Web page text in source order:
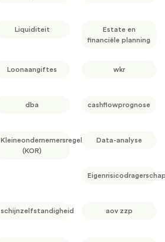
Liquiditeit
Estate en
financiële planning
Loonaangiftes wkr
dba cashflowprognose
Kleineondernemersregeling
(KOR)
Data-analyse
schijnzelfstandigheid aov zzp